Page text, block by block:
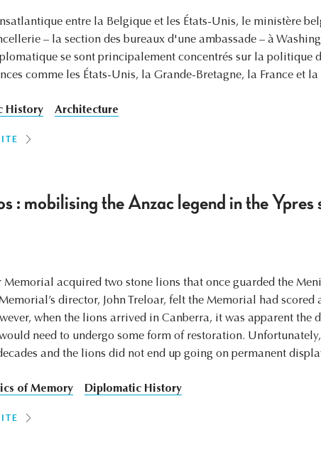
entre la Belgique et les États-Unis, le ministère
– la section des bureaux d'une ambassade – à
se sont principalement concentrés sur la politique
comme les États-Unis, la Grande-Bretagne, la France et la
History Architecture
: mobilising the Anzac legend in the Ypres
acquired two stone lions that once guarded the
director, John Treloar, felt the Memorial had scored
when the lions arrived in Canberra, it was apparent the
need to undergo some form of restoration.
and the lions did not end up going on permanent
of Memory Diplomatic History